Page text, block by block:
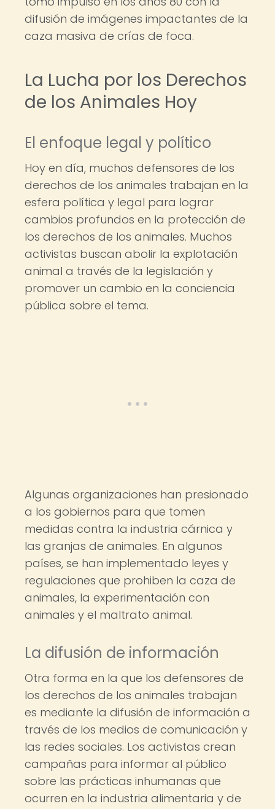
difusión de imágenes impactantes de la
caza masiva de crías de foca.
La Lucha por los Derechos
de los Animales Hoy
El enfoque legal y político
Hoy en día, muchos defensores de los
derechos de los animales trabajan en la
esfera política y legal para lograr
cambios profundos en la protección de
los derechos de los animales. Muchos
activistas buscan abolir la explotación
animal a través de la legislación y
promover un cambio en la conciencia
pública sobre el tema.
Algunas organizaciones han presionado
a los gobiernos para que tomen
medidas contra la industria cárnica y
las granjas de animales. En algunos
países, se han implementado leyes y
regulaciones que prohiben la caza de
animales, la experimentación con
animales y el maltrato animal.
La difusión de información
Otra forma en la que los defensores de
los derechos de los animales trabajan
es mediante la difusión de información a
través de los medios de comunicación y
las redes sociales. Los activistas crean
campañas para informar al público
sobre las prácticas inhumanas que
ocurren en la industria alimentaria y de